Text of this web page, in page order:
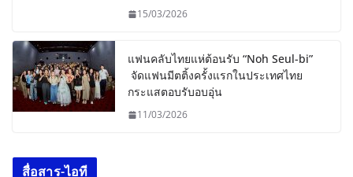
15/03/2026
แฟนคลับไทยแห่ต้อนรับ “Noh Seul-bi”
จัดแฟนมีตติ้งครั้งแรกในประเทศไทย
กระแสตอบรับอบอุ่น
11/03/2026
สื่อสาร-ไอที